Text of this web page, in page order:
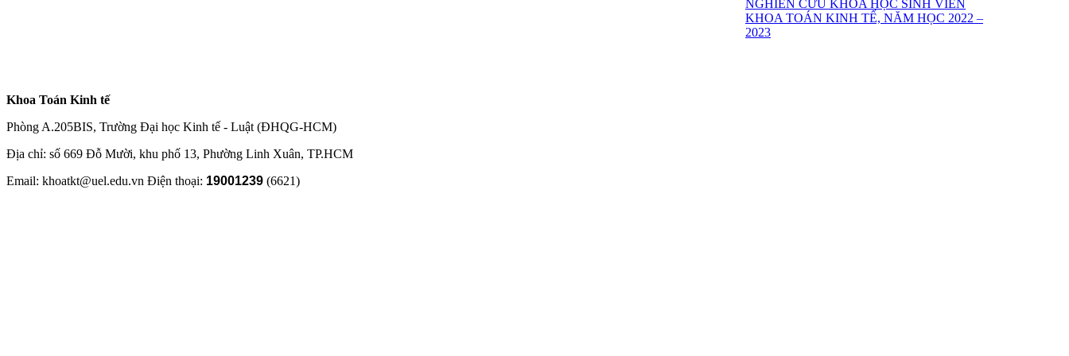
NGHIÊN CỨU KHOA HỌC SINH VIÊN
KHOA TOÁN KINH TẾ, NĂM HỌC 2022 –
2023
Khoa Toán Kinh tế
Phòng A.205BIS, Trường Đại học Kinh tế - Luật (ĐHQG-HCM)
Địa chỉ: số 669 Đỗ Mười, khu phố 13, Phường Linh Xuân, TP.HCM
Email: khoatkt@uel.edu.vn Điện thoại: 19001239 (6621)